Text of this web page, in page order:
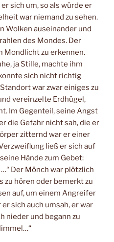
sich um, so als würde er
war niemand zu sehen.
Wolken auseinander und
des Mondes. Der
Mondlicht zu erkennen.
ja Stille, machte ihm
sich nicht richtig
war zwar einiges zu
vereinzelte Erdhügel,
Im Gegenteil, seine Angst
die Gefahr nicht sah, die er
zitternd war er einer
ließ er sich auf
Hände zum Gebet:
Der Mönch war plötzlich
zu hören oder bemerkt zu
auf, um einem Angreifer
sich auch umsah, er war
nieder und begann zu